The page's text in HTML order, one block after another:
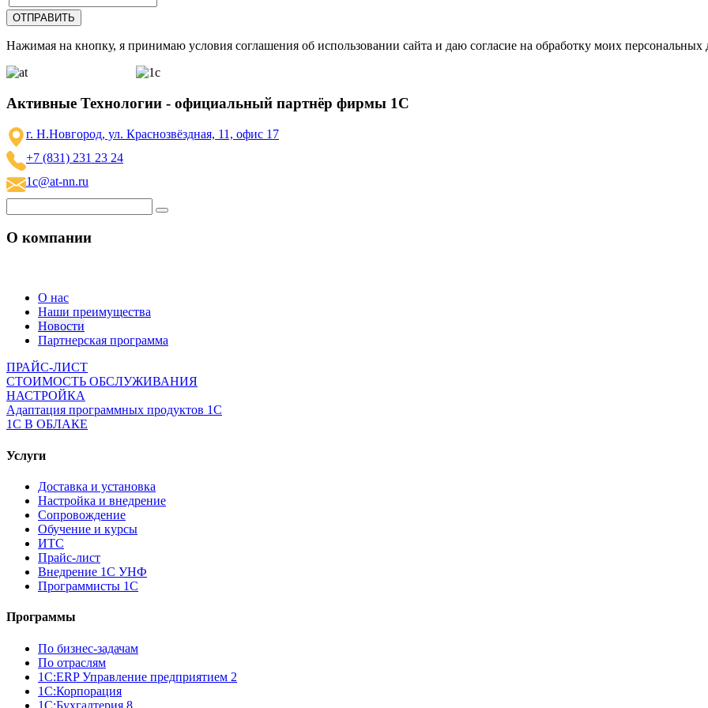
Нажимая на кнопку, я принимаю условия соглашения об использовании сайта и даю согласие на обработку моих персональных
Активные Технологии - официальный партнёр фирмы 1С
г. Н.Новгород, ул. Краснозвёздная, 11, офис 17
+7 (831) 231 23 24
1c@at-nn.ru
О компании
О нас
Наши преимущества
Новости
Партнерская программа
ПРАЙС-ЛИСТ
СТОИМОСТЬ ОБСЛУЖИВАНИЯ
НАСТРОЙКА
Адаптация программных продуктов 1С
1С В ОБЛАКЕ
Услуги
Доставка и установка
Настройка и внедрение
Сопровождение
Обучение и курсы
ИТС
Прайс-лист
Внедрение 1С УНФ
Программисты 1С
Программы
По бизнес-задачам
По отраслям
1C:ERP Управление предприятием 2
1С:Корпорация
1С:Бухгалтерия 8